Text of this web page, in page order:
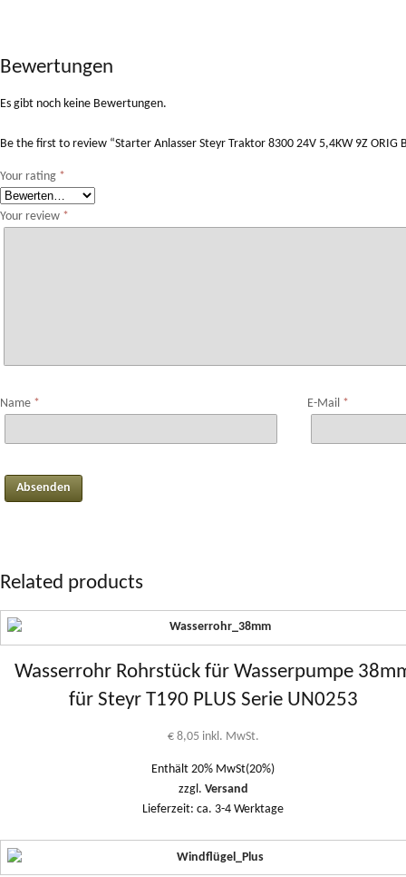
Bewertungen
Es gibt noch keine Bewertungen.
Be the first to review “Starter Anlasser Steyr Traktor 8300 24V 5,4KW 9Z ORIG
Your rating *
Your review *
Name * E-Mail *
Related products
Wasserrohr Rohrstück für Wasserpumpe
für Steyr T190 PLUS Serie UN0253
€8,05 inkl. MwSt.
Enthält 20% MwSt(20%)
zzgl. Versand
Lieferzeit: ca. 3-4 Werktage